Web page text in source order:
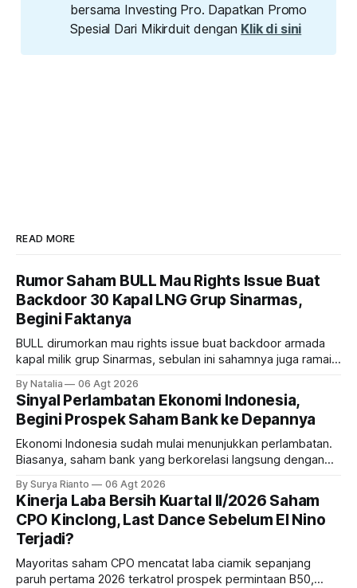
bersama Investing Pro. Dapatkan Promo
Spesial Dari Mikirduit dengan Klik di sini
READ MORE
Rumor Saham BULL Mau Rights Issue Buat
Backdoor 30 Kapal LNG Grup Sinarmas,
Begini Faktanya
BULL dirumorkan mau rights issue buat backdoor armada
kapal milik grup Sinarmas, sebulan ini sahamnya juga ramai
masih menarik dilirik?
By Natalia 06 Agt 2026
Sinyal Perlambatan Ekonomi Indonesia,
Begini Prospek Saham Bank ke Depannya
Ekonomi Indonesia sudah mulai menunjukkan perlambatan.
Biasanya, saham bank yang berkorelasi langsung dengan
bank ke depannya?
By Surya Rianto 06 Agt 2026
Kinerja Laba Bersih Kuartal II/2026 Saham
CPO Kinclong, Last Dance Sebelum El Nino
Terjadi?
Mayoritas saham CPO mencatat laba ciamik sepanjang
paruh pertama 2026 terkatrol prospek permintaan B50,